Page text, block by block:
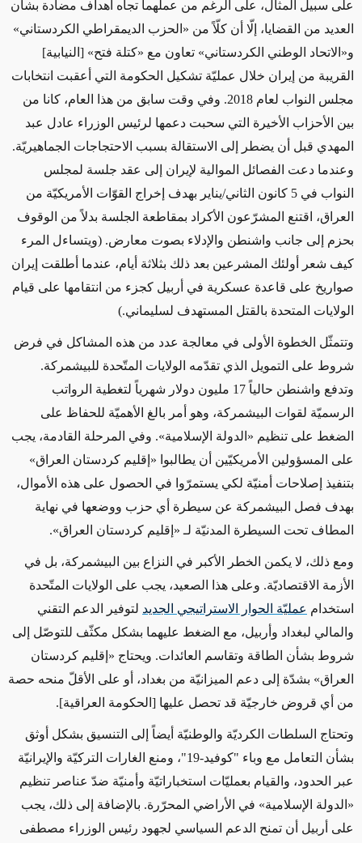
على سبيل المثال، على الرغم من عملهما تجاه أهداف مضادة بشأن
العديد من القضايا، إلّا أن كلّاً من «الحزب الديمقراطي الكردستاني»
و«الاتحاد الوطني الكردستاني» تعاون مع «كتلة فتح» [النيابية]
القريبة من إيران خلال عمليّة تشكيل الحكومة التي أعقبت انتخابات
مجلس النواب لعام 2018. وفي وقت سابق من هذا العام، كانا من
بين الأحزاب الأخيرة التي سحبت دعمها لرئيس الوزراء عادل عبد
المهدي قبل أن يضطر إلى الاستقالة بسبب الاحتجاجات الجماهيريّة.
وعندما دعت الفصائل الموالية لإيران إلى عقد جلسة لمجلس
النواب في 5 كانون الثاني/يناير بهدف إخراج القوّات الأمريكيّة من
العراق، اقتنع المشرّعون الأكراد بمقاطعة الجلسة بدلاً من الوقوف
بحزم إلى جانب واشنطن والإدلاء بصوت معارض. (ويتساءل المرء
كيف شعر أولئك المشرعين بعد ذلك بثلاثة أيام، عندما أطلقت إيران
صواريخ على قاعدة عسكرية في أربيل كجزء من انتقامها على قيام
الولايات المتحدة بالقتل المستهدف لسليماني.)
وتتمثّل الخطوة الأولى في معالجة عدد من هذه المشاكل في فرض
شروط على التمويل الذي تقدّمه الولايات المتّحدة للبيشمركة.
وتدفع واشنطن حالياً 17 مليون دولار شهرياً لتغطية الرواتب
الرسميّة لقوات البيشمركة، وهو أمر بالغ الأهميّة للحفاظ على
الضغط على تنظيم «الدولة الإسلامية». وفي المرحلة القادمة، يجب
على المسؤولين الأمريكيّين أن يطالبوا «إقليم كردستان العراق»
بتنفيذ إصلاحات أمنيّة لكي يستمرّوا في الحصول على هذه الأموال،
بهدف فصل البيشمركة عن سيطرة أي حزب ووضعها في نهاية
المطاف تحت السيطرة المدنيّة لـ «إقليم كردستان العراق».
ومع ذلك، لا يكمن الخطر الأكبر في النزاع بين البيشمركة، بل في
الأزمة الاقتصاديّة. وعلى هذا الصعيد، يجب على الولايات المتّحدة
استخدام عمليّة الحوار الاستراتيجي الجديد لتوفير الدعم التقني
والمالي لبغداد وأربيل، مع الضغط عليهما بشكل مكثّف للتوصّل إلى
شروط بشأن الطاقة وتقاسم العائدات. ويحتاج «إقليم كردستان
العراق» بشدّة إلى دعم الميزانيّة من بغداد، أو على الأقلّ منحه حصة
من أي قروض خارجيّة قد تحصل عليها [الحكومة العراقية].
وتحتاج السلطات الكرديّة والوطنيّة أيضاً إلى التنسيق بشكل أوثق
بشأن التعامل مع وباء "كوفيد-19"، ومنع الغارات التركيّة والإيرانيّة
عبر الحدود، والقيام بعمليّات استخباراتيّة وأمنيّة ضدّ عناصر تنظيم
«الدولة الإسلامية» في الأراضي المحرّرة. بالإضافة إلى ذلك، يجب
على أربيل أن تمنح الدعم السياسي لجهود رئيس الوزراء مصطفى